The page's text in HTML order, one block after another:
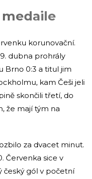
korunovační.
dubna prohrály
Brno 0:3 a titul jim
kam Češi jeli
skončili třetí, do
že mají tým na
za dvacet minut.
Červenka sice v
český gól v početní